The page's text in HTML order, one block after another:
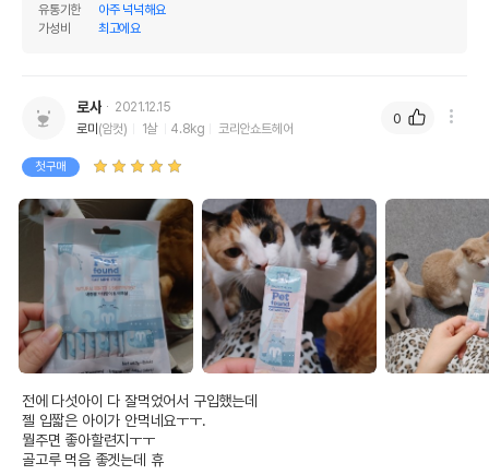
유통기한
아주 넉넉해요
가성비
최고에요
로사
2021.12.15
로미 (암컷) 1살 4.8kg 코리안쇼트헤어
첫구매
전에 다섯아이 다 잘먹었어서 구입했는데
젤 입짧은 아이가 안먹네요ㅜㅜ.
뭘주면 좋아할련지ㅜㅜ
골고루 먹음 좋겟는데 휴
0